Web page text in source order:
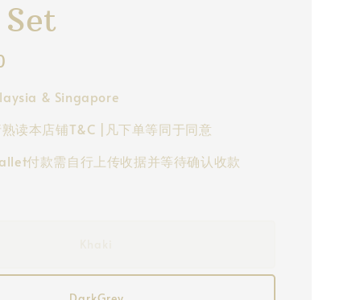
& Singapore
读本店铺T&C |凡下单等同于同意
付款需自行上传收据并等待确认收款